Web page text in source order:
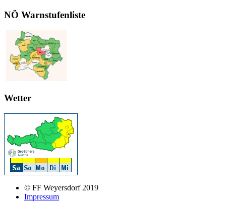
NÖ Warnstufenliste
Wetter
© FF Weyersdorf 2019
Impressum